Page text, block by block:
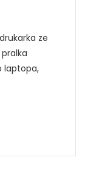
ze
laptopa,